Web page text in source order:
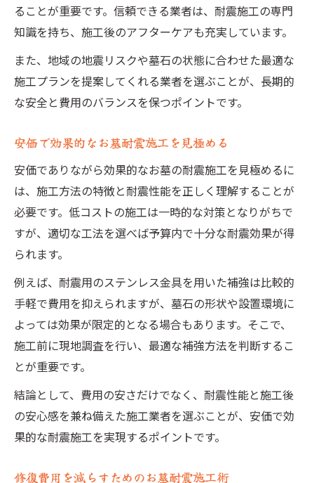
ることが重要です。信頼できる業者は、耐震施工の専門
知識を持ち、施工後のアフターケアも充実しています。
また、地域の地震リスクや墓石の状態に合わせた最適な
施工プランを提案してくれる業者を選ぶことが、長期的
な安全と費用のバランスを保つポイントです。
安価で効果的なお墓耐震施工を見極める
安価でありながら効果的なお墓の耐震施工を見極めるに
は、施工方法の特徴と耐震性能を正しく理解することが
必要です。低コストの施工は一時的な対策となりがちで
すが、適切な工法を選べば予算内で十分な耐震効果が得
られます。
例えば、耐震用のステンレス金具を用いた補強は比較的
手軽で費用を抑えられますが、墓石の形状や設置環境に
よっては効果が限定的となる場合もあります。そこで、
施工前に現地調査を行い、最適な補強方法を判断するこ
とが重要です。
結論として、費用の安さだけでなく、耐震性能と施工後
の安心感を兼ね備えた施工業者を選ぶことが、安価で効
果的な耐震施工を実現するポイントです。
修復費用を減らすためのお墓耐震施工術